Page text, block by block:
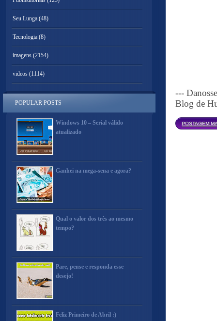
---
Blog de
POSTAGEM
Seu Lunga (48)
Tecnologia (8)
imagens (2154)
videos (1114)
POPULAR POSTS
Windows 10 – Serial válido
atualizado
Ganhei na mega-sena e agora?
Qual o valor dos três ao mesmo
tempo?
Pare, pense e responda esse
desejo!
Feliz Primeiro de Abril :)